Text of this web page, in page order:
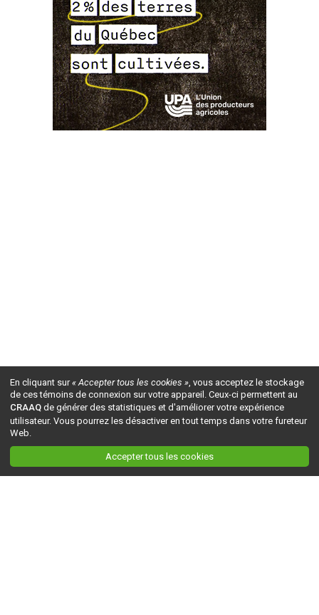
En cliquant sur« Accepter tous les cookies », vous acceptez le stockage
de ces témoins de connexion sur votre appareil. Ceux-ci permettent au
CRAAQ de générer des statistiques et d'améliorer votre expérience
utilisateur. Vous pourrez les désactiver en tout temps dans votre fureteur
Web.
Accepter tous les cookies